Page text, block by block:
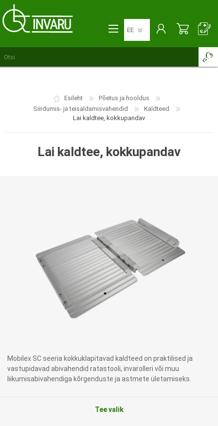
Esileht
Põetus ja hooldus
Siirdumis- ja teisaldamisvahendid
Kaldteed
Lai kaldtee, kokkupandav
Lai kaldtee, kokkupandav
Mobilex SC seeria kokkuklapitavad kaldteed on praktilised ja
vastupidavad abivahendid ratastooli, invarolleri või muu
liikumisabivahendiga kõrgenduste ja astmete ületamiseks.
Tee valik